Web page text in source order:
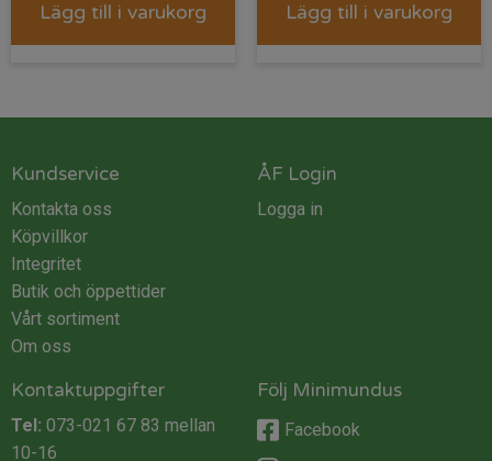
Lägg till i varukorg Lägg till i varukorg
Kundservice
Kontakta oss
Köpvillkor
Integritet
Butik och öppettider
Vårt sortiment
Om oss
ÅF Login
Logga in
Kontaktuppgifter
Tel: 073-021 67 83 mellan
10-16
Följ Minimundus
Facebook